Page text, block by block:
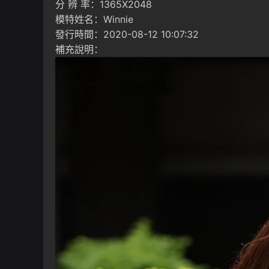
分 辨 率：1365X2048
模特姓名：Winnie
發行時間：2020-08-12 10:07:32
補充說明：